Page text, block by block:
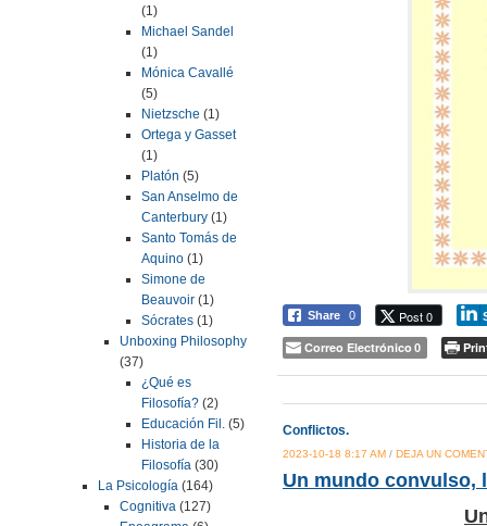
(1)
Michael Sandel
(1)
Mónica Cavallé
(5)
Nietzsche (1)
Ortega y Gasset
(1)
Platón (5)
San Anselmo de
Canterbury (1)
Santo Tomás de
Aquino (1)
Simone de
Beauvoir (1)
Sócrates (1)
Unboxing Philosophy
(37)
¿Qué es
Filosofía? (2)
Educación Fil. (5)
Historia de la
Filosofía (30)
La Psicología (164)
Cognitiva (127)
Share 0 Post 0
Correo Electrónico 0
Conflictos.
2023-10-18 8:17 AM / DEJA UN
Un mundo convulso,